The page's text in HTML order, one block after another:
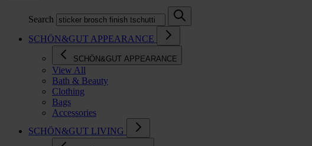
Search
SCHÖN&GUT APPEARANCE
SCHÖN&GUT APPEARANCE
View All
Bath & Beauty
Clothing
Bags
Accessories
SCHÖN&GUT LIVING